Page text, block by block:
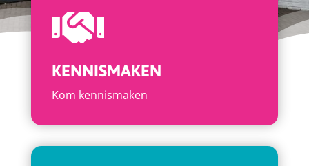

KENNISMAKEN
Kom kennismaken